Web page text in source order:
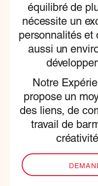
équilibré de
nécessite un
personnalités et
aussi un
Notre
propose un
des liens, de
travail de